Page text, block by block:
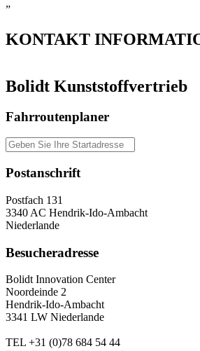
”
KONTAKT
Bolidt Kunststoffvertrieb
Fahrroutenplaner
Postanschrift
Postfach 131
3340 AC Hendrik-Ido-Ambacht
Niederlande
Besucheradresse
Bolidt Innovation Center
Noordeinde 2
Hendrik-Ido-Ambacht
3341 LW Niederlande
TEL +31 (0)78 684 54 44